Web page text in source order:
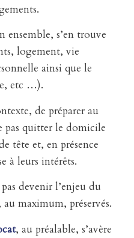
ensemble, s’en trouve
logement, vie
ainsi que le
etc …).
de préparer au
pas quitter le domicile
tête et, en présence
à leurs intérêts.
devenir l’enjeu du
maximum, préservés.
, au préalable, s’avère